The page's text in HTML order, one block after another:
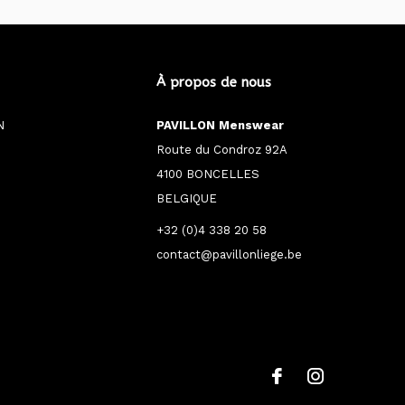
À propos de nous
PAVILLON Menswear
Route du Condroz 92A
4100 BONCELLES
BELGIQUE
+32 (0)4 338 20 58
contact@pavillonliege.be